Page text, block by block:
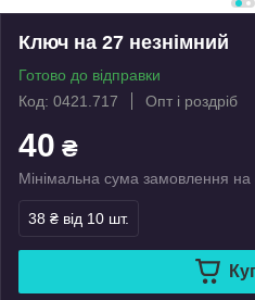
Ключ на 27 незнімний
Готово до відправки
Код: 0421.717
Опт і роздріб
40 ₴
Мінімальна сума замовлення
38 ₴ від 10 шт.